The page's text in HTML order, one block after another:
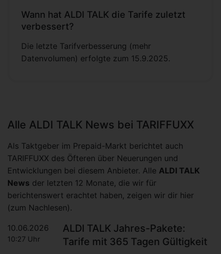
Wann hat ALDI TALK die Tarife zuletzt
verbessert?
Die letzte Tarifverbesserung (mehr
Datenvolumen) erfolgte zum 15.9.2025.
Alle ALDI TALK News bei TARIFFUXX
Als Taktgeber im Prepaid-Markt berichtet auch
TARIFFUXX des Öfteren über Neuerungen und
Entwicklungen bei diesem Anbieter. Alle ALDI TALK
News der letzten 12 Monate, die wir für
berichtenswert erachtet haben, zeigen wir dir hier
(zum Nachlesen).
10.06.2026
10:27 Uhr
ALDI TALK Jahres-Pakete:
Tarife mit 365 Tagen Gültigkeit